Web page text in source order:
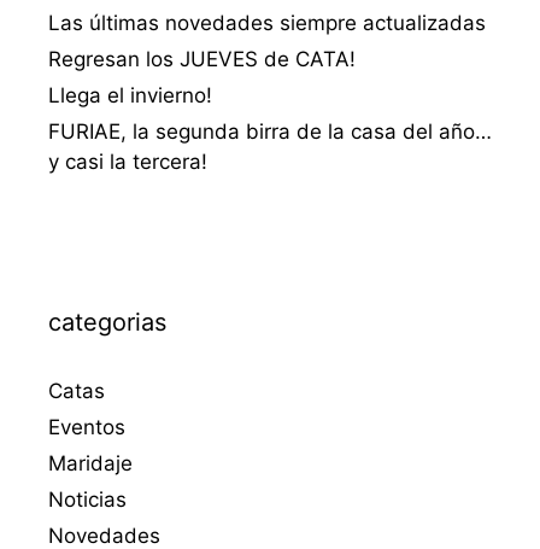
Las últimas novedades siempre actualizadas
Regresan los JUEVES de CATA!
Llega el invierno!
FURIAE, la segunda birra de la casa del año…
y casi la tercera!
categorias
Catas
Eventos
Maridaje
Noticias
Novedades